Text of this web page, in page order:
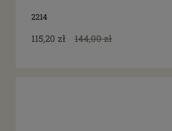
2214
115,20 zł 144,00 zł